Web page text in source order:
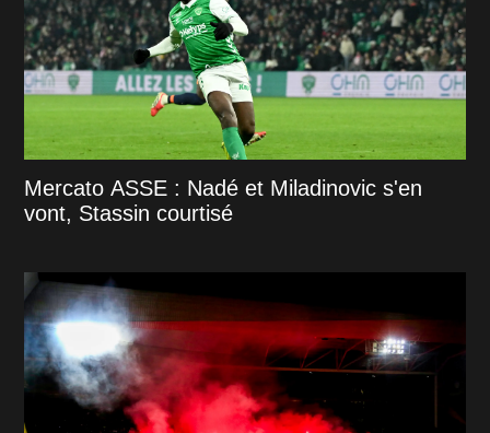
Mercato ASSE : Nadé et Miladinovic s'en
vont, Stassin courtisé